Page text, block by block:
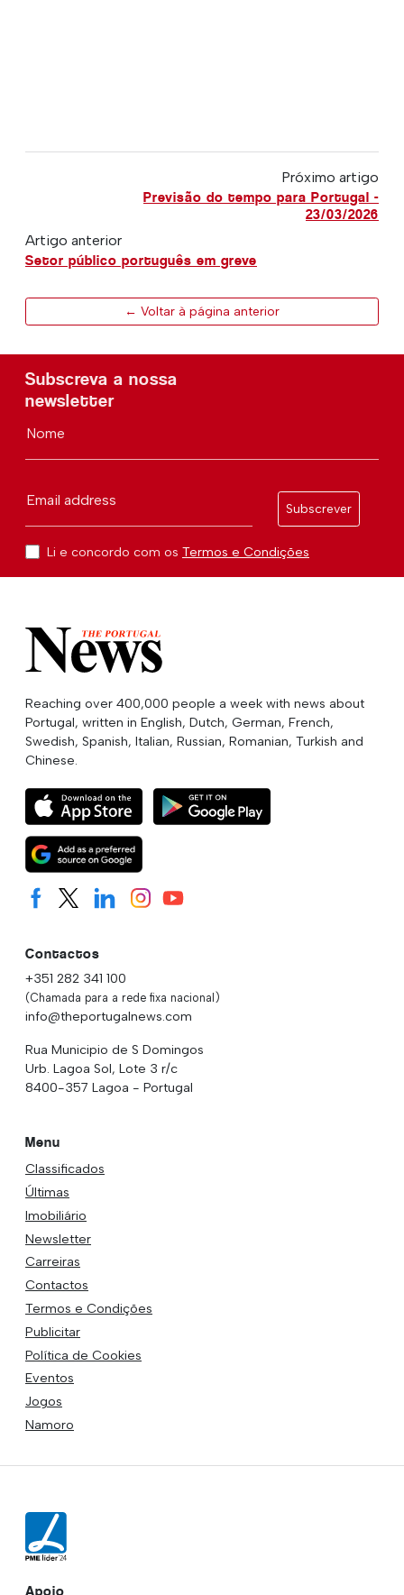
Próximo artigo
Previsão do tempo para Portugal -
23/03/2026
Artigo anterior
Setor público português em greve
← Voltar à página anterior
Subscreva a nossa
newsletter
Nome
Email address
Subscrever
Li e concordo com os Termos e Condições
Reaching over 400,000 people a week with news about
Portugal, written in English, Dutch, German, French,
Swedish, Spanish, Italian, Russian, Romanian, Turkish and
Chinese.
Contactos
+351 282 341 100
(Chamada para a rede fixa nacional)
info@theportugalnews.com
Rua Municipio de S Domingos
Urb. Lagoa Sol, Lote 3 r/c
8400-357 Lagoa - Portugal
Menu
Classificados
Últimas
Imobiliário
Newsletter
Carreiras
Contactos
Termos e Condições
Publicitar
Política de Cookies
Eventos
Jogos
Namoro
Apoio